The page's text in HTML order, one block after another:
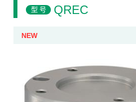
型号 QREC
NEW